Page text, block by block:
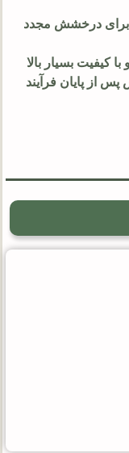
برای درخشش مجدد
کیفیت بسیار بالا
از پایان فرآیند